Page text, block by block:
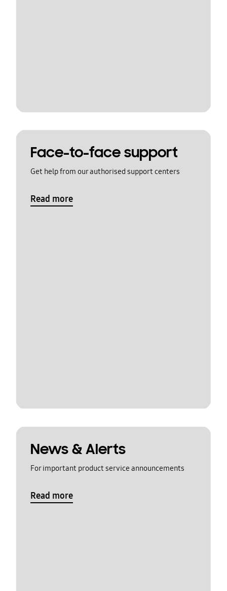
Face-to-face support
Get help from our authorised support centers
Read more
News & Alerts
For important product service announcements
Read more